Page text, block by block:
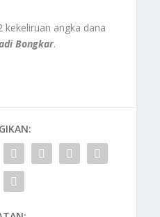
kekeliruan angka dana
Bongkar.